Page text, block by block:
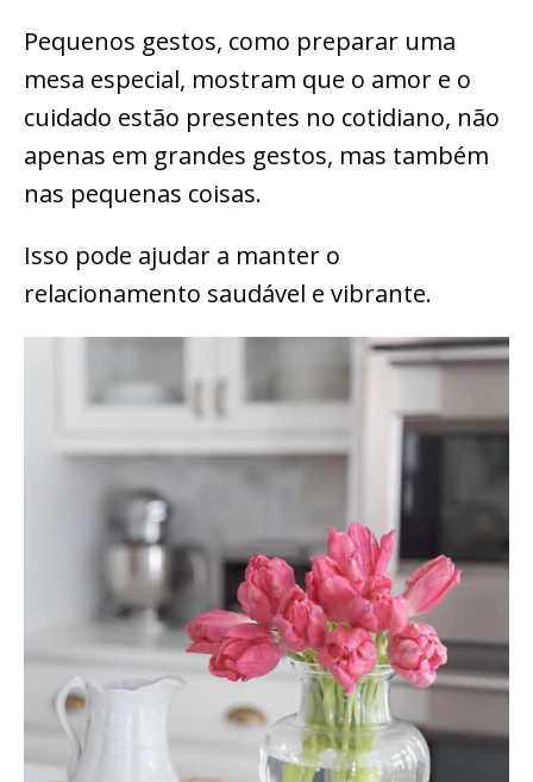
Pequenos gestos, como preparar uma
mesa especial, mostram que o amor e o
cuidado estão presentes no cotidiano, não
apenas em grandes gestos, mas também
nas pequenas coisas.
Isso pode ajudar a manter o
relacionamento saudável e vibrante.